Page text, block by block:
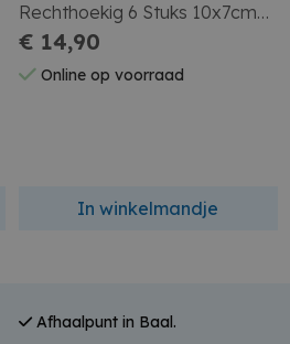
Rechthoekig 6 Stuks 10x7cm
Ponycor Cream
€ 14,90
Online op voorraad
In winkelmandje
Afhaalpunt in Baal.